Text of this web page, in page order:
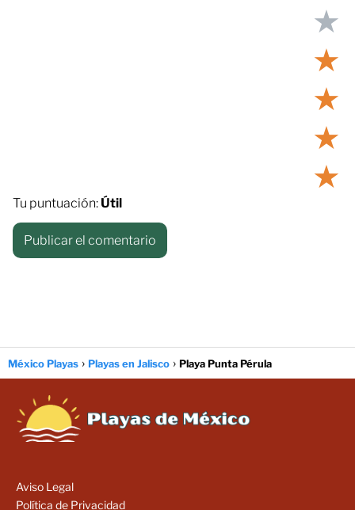
★
★
★
★
★
Tu puntuación: Útil
México Playas Playas en Jalisco Playa Punta Pérula
Aviso Legal
Política de Privacidad